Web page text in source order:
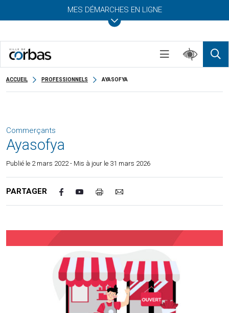
MES DÉMARCHES EN LIGNE
ACCUEIL PROFESSIONNELS AYASOFYA
Commerçants
Ayasofya
Publié le 2 mars 2022- Mis à jour le 31 mars 2026
PARTAGER